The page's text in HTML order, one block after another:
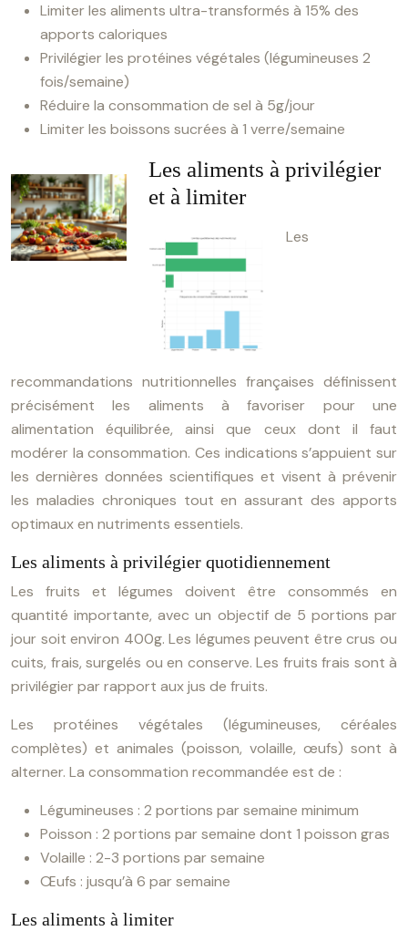
Limiter les aliments ultra-transformés à 15% des
apports caloriques
Privilégier les protéines végétales (légumineuses 2
fois/semaine)
Réduire la consommation de sel à 5g/jour
Limiter les boissons sucrées à 1 verre/semaine
Les aliments à privilégier
et à limiter
Les
recommandations nutritionnelles françaises définissent
précisément les aliments à favoriser pour une
alimentation équilibrée, ainsi que ceux dont il faut
modérer la consommation. Ces indications s’appuient sur
les dernières données scientifiques et visent à prévenir
les maladies chroniques tout en assurant des apports
optimaux en nutriments essentiels.
Les aliments à privilégier quotidiennement
Les fruits et légumes doivent être consommés en
quantité importante, avec un objectif de 5 portions par
jour soit environ 400g. Les légumes peuvent être crus ou
cuits, frais, surgelés ou en conserve. Les fruits frais sont à
privilégier par rapport aux jus de fruits.
Les protéines végétales (légumineuses, céréales
complètes) et animales (poisson, volaille, œufs) sont à
alterner. La consommation recommandée est de :
Légumineuses : 2 portions par semaine minimum
Poisson : 2 portions par semaine dont 1 poisson gras
Volaille : 2-3 portions par semaine
Œufs : jusqu’à 6 par semaine
Les aliments à limiter